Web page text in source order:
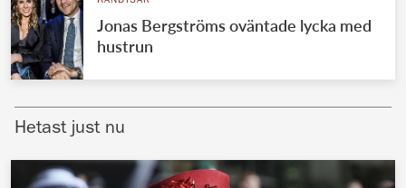
Svenska kungahuset
Brittiska kungahuset
Nederländska kungahuset
REDAKTION
Jonas Bergströms oväntade lycka med
hustrun
Hetast just nu